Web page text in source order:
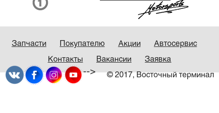
Запчасти Покупателю Акции Автосервис
Контакты Вакансии Заявка
© 2017, Восточный терминал
-->